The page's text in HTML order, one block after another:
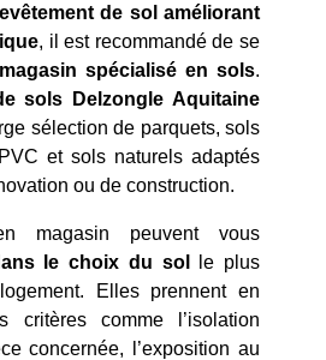
de sol améliorant
, il est recommandé de se
magasin spécialisé en sols.
sols Delzongle Aquitaine
sélection de parquets, sols
et sols naturels adaptés
ou de construction.
magasin peuvent vous
le choix du sol
le plus
Elles prennent en
critères comme l’isolation
concernée, l’exposition au